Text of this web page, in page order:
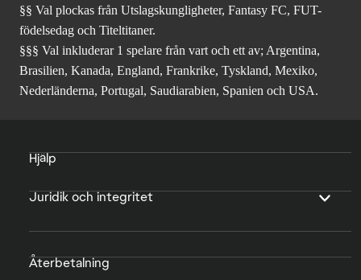
§§ Val plockas från Utslagskungligheter, Fantasy FC, FUT-
födelsedag och Titeltitaner.
§§§ Val inkluderar 1 spelare från vart och ett av; Argentina,
Brasilien, Kanada, England, Frankrike, Tyskland, Mexiko,
Nederländerna, Portugal, Saudiarabien, Spanien och USA.
Hjälp
Juridik och integritet
Återbetalning